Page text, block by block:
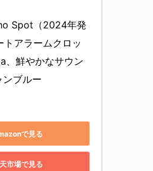
Spot（2024年発
アラームクロッ
、鮮やかなサウン
ンブルー
で見る
市場で見る